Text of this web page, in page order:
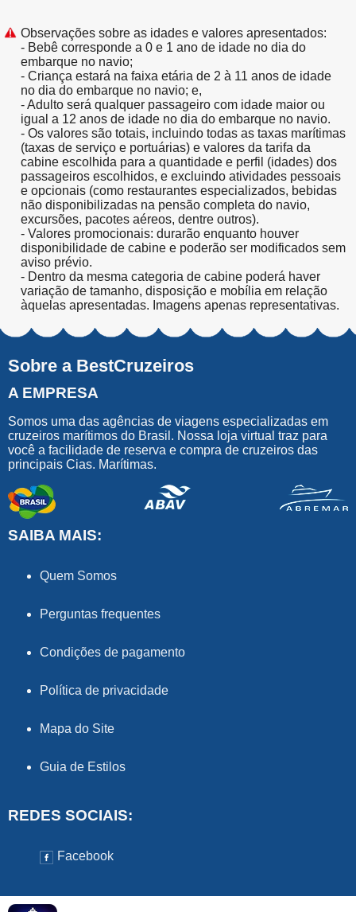
Observações sobre as idades e valores apresentados:
- Bebê corresponde a 0 e 1 ano de idade no dia do
embarque no navio;
- Criança estará na faixa etária de 2 à 11 anos de idade
no dia do embarque no navio; e,
- Adulto será qualquer passageiro com idade maior ou
igual a 12 anos de idade no dia do embarque no navio.
- Os valores são totais, incluindo todas as taxas marítimas
(taxas de serviço e portuárias) e valores da tarifa da
cabine escolhida para a quantidade e perfil (idades) dos
passageiros escolhidos, e excluindo atividades pessoais
e opcionais (como restaurantes especializados, bebidas
não disponibilizadas na pensão completa do navio,
excursões, pacotes aéreos, dentre outros).
- Valores promocionais: durarão enquanto houver
disponibilidade de cabine e poderão ser modificados sem
aviso prévio.
- Dentro da mesma categoria de cabine poderá haver
variação de tamanho, disposição e mobília em relação
àquelas apresentadas. Imagens apenas representativas.
Sobre a BestCruzeiros
A EMPRESA
Somos uma das agências de viagens especializadas em
cruzeiros marítimos do Brasil. Nossa loja virtual traz para
você a facilidade de reserva e compra de cruzeiros das
principais Cias. Marítimas.
SAIBA MAIS:
Quem Somos
Perguntas frequentes
Condições de pagamento
Política de privacidade
Mapa do Site
Guia de Estilos
REDES SOCIAIS:
Facebook